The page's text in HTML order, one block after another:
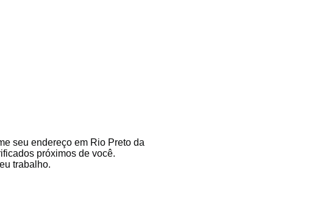
seu endereço em Rio Preto da
próximos de você.
trabalho.